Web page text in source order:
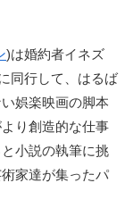
)は婚約者イネズ
同行して、はるば
娯楽映画の脚本
り創造的な仕事
小説の執筆に挑
家達が集ったパ